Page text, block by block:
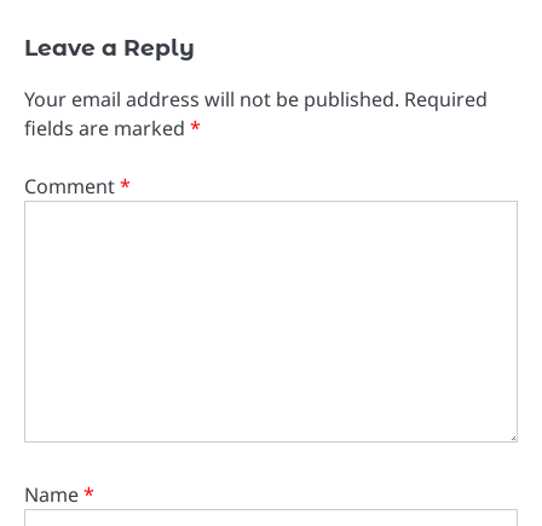
Leave a Reply
Your email address will not be published. Required
fields are marked *
Comment*
Name*